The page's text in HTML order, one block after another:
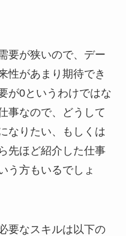
要が狭いので、デー
性があまり期待でき
が0というわけではな
事なので、どうして
なりたい、もしくは
先ほど紹介した仕事
う方もいるでしょ
要なスキルは以下の